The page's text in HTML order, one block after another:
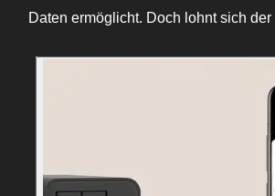
Daten ermöglicht. Doch lohnt sich